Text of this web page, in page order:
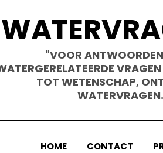
"VOOR
TOT WETENSCHAP,
HOME CONTACT